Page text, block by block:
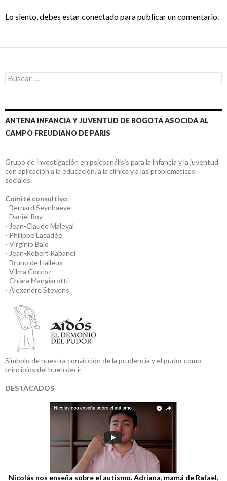
Lo siento, debes estarconectadopara publicar un comentario.
Buscar:
ANTENA INFANCIA Y JUVENTUD DE BOGOTÁ ASOCIDA AL
CAMPO FREUDIANO DE PARIS
Grupo de investigación en psicoanálisis para la infancia y la juventud
con aplicación a la educación, a la clínica y a las problemáticas
sociales.
Comité consultivo:
- Bernard Seynhaeve
- Daniel Roy
- Jean-Claude Maleval
- Philippe Lacadée
- Virginio Baio
- Jean-Robert Rabanel
- Bruno de Halleux
- Vilma Coccoz
- Chiara Mangiarotti
- Alexandre Stevens
Símbolo de nuestra convicción de la prudencia y el pudor como
principios del buen decir
DESTACADOS
Nicolás nos enseña sobre el autismo. Adriana, mamá de Rafael,